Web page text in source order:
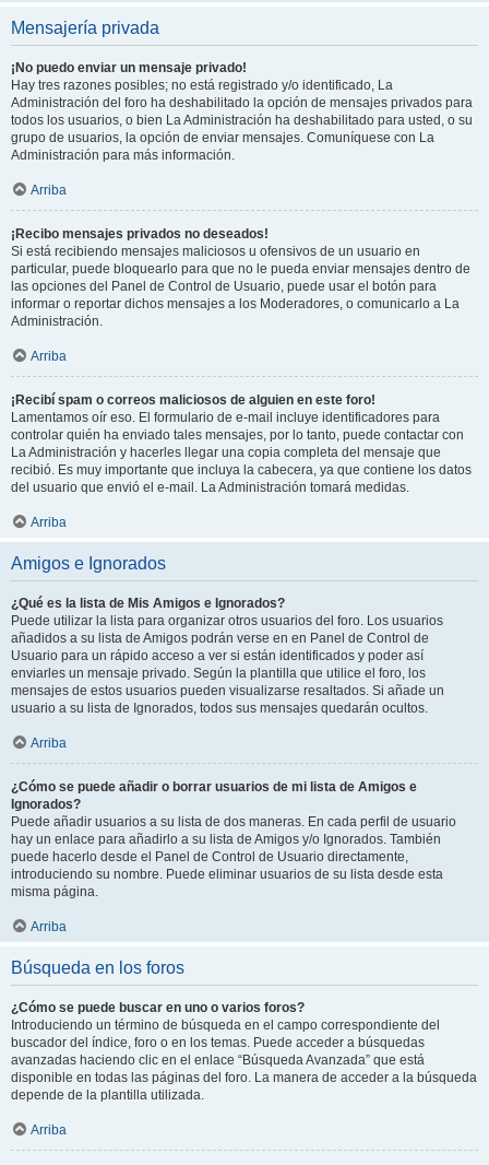
Mensajería privada
¡No puedo enviar un mensaje privado!
Hay tres razones posibles; no está registrado y/o identificado, La
Administración del foro ha deshabilitado la opción de mensajes privados para
todos los usuarios, o bien La Administración ha deshabilitado para usted, o su
grupo de usuarios, la opción de enviar mensajes. Comuníquese con La
Administración para más información.
Arriba
¡Recibo mensajes privados no deseados!
Si está recibiendo mensajes maliciosos u ofensivos de un usuario en
particular, puede bloquearlo para que no le pueda enviar mensajes dentro de
las opciones del Panel de Control de Usuario, puede usar el botón para
informar o reportar dichos mensajes a los Moderadores, o comunicarlo a La
Administración.
Arriba
¡Recibí spam o correos maliciosos de alguien en este foro!
Lamentamos oír eso. El formulario de e-mail incluye identificadores para
controlar quién ha enviado tales mensajes, por lo tanto, puede contactar con
La Administración y hacerles llegar una copia completa del mensaje que
recibió. Es muy importante que incluya la cabecera, ya que contiene los datos
del usuario que envió el e-mail. La Administración tomará medidas.
Arriba
Amigos e Ignorados
¿Qué es la lista de Mis Amigos e Ignorados?
Puede utilizar la lista para organizar otros usuarios del foro. Los usuarios
añadidos a su lista de Amigos podrán verse en en Panel de Control de
Usuario para un rápido acceso a ver si están identificados y poder así
enviarles un mensaje privado. Según la plantilla que utilice el foro, los
mensajes de estos usuarios pueden visualizarse resaltados. Si añade un
usuario a su lista de Ignorados, todos sus mensajes quedarán ocultos.
Arriba
¿Cómo se puede añadir o borrar usuarios de mi lista de Amigos e
Ignorados?
Puede añadir usuarios a su lista de dos maneras. En cada perfil de usuario
hay un enlace para añadirlo a su lista de Amigos y/o Ignorados. También
puede hacerlo desde el Panel de Control de Usuario directamente,
introduciendo su nombre. Puede eliminar usuarios de su lista desde esta
misma página.
Arriba
Búsqueda en los foros
¿Cómo se puede buscar en uno o varios foros?
Introduciendo un término de búsqueda en el campo correspondiente del
buscador del índice, foro o en los temas. Puede acceder a búsquedas
avanzadas haciendo clic en el enlace “Búsqueda Avanzada” que está
disponible en todas las páginas del foro. La manera de acceder a la búsqueda
depende de la plantilla utilizada.
Arriba